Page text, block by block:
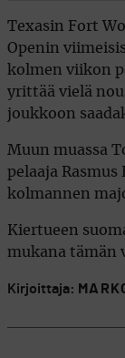
Texasin Fort
Openin
kolmen viikon
yrittää vielä
joukkoon
Muun muassa
pelaaja Rasmus
kolmannen
Kiertueen
mukana tämän
Kirjoittaja: